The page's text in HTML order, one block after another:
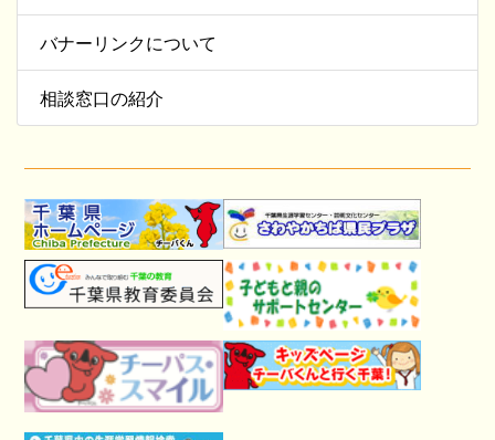
バナーリンクについて
相談窓口の紹介